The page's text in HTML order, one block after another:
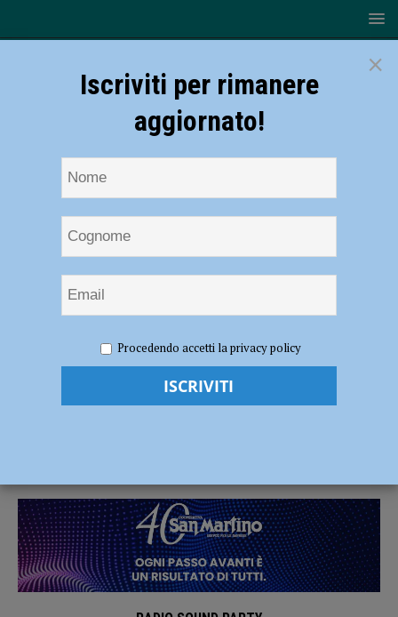
squadra Cadetta e l’Under 18
Rugby – Lyons, bottino pieno per la
×
Iscriviti per rimanere
aggiornato!
Procedendo accetti la privacy policy